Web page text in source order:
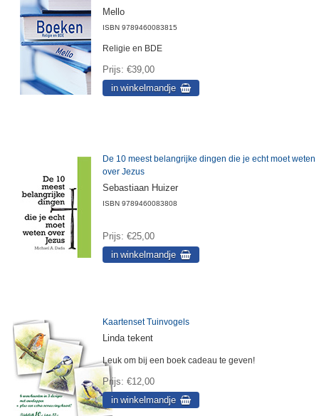
Mello
ISBN 9789460083815
Religie en BDE
Prijs €39,00
De 10 meest belangrijke dingen die je echt moet weten
over Jezus
Sebastiaan Huizer
ISBN 9789460083808
Prijs €25,00
Kaartenset Tuinvogels
Linda tekent
Leuk om bij een boek cadeau te geven!
Prijs €12,00